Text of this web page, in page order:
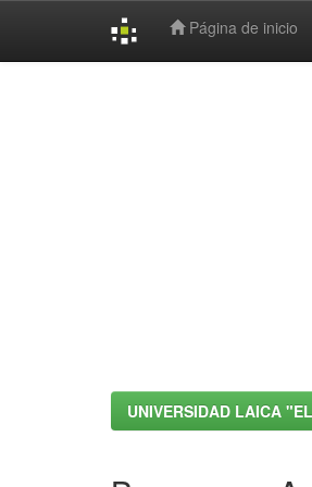
Página de inicio
UNIVERSIDAD LAICA